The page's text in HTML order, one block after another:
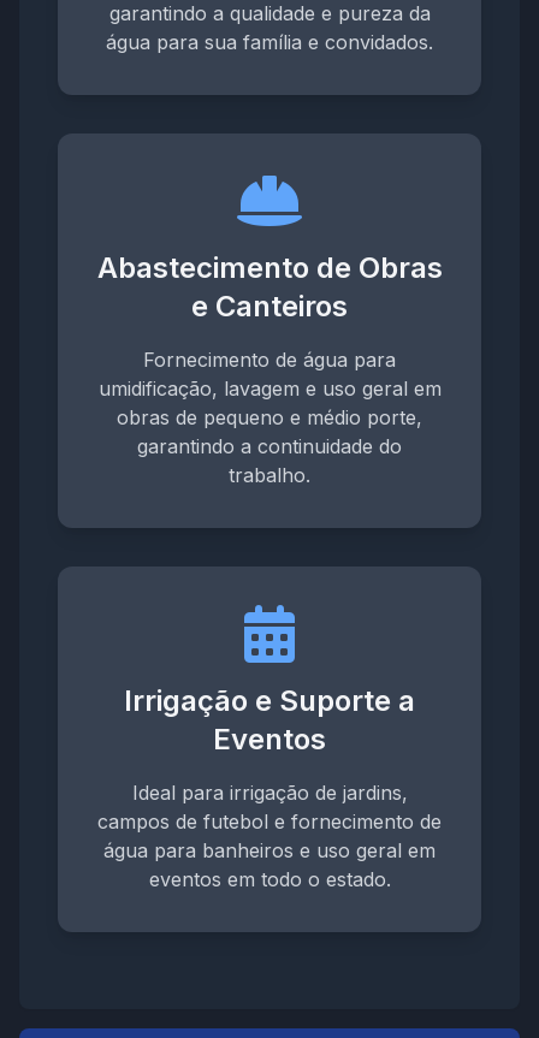
garantindo a qualidade e pureza da
água para sua família e convidados.
Abastecimento de Obras
e Canteiros
Fornecimento de água para
umidificação, lavagem e uso geral em
obras de pequeno e médio porte,
garantindo a continuidade do
trabalho.
Irrigação e Suporte a
Eventos
Ideal para irrigação de jardins,
campos de futebol e fornecimento de
água para banheiros e uso geral em
eventos em todo o estado.